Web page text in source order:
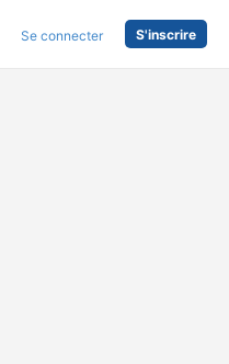
Se connecter S'inscrire